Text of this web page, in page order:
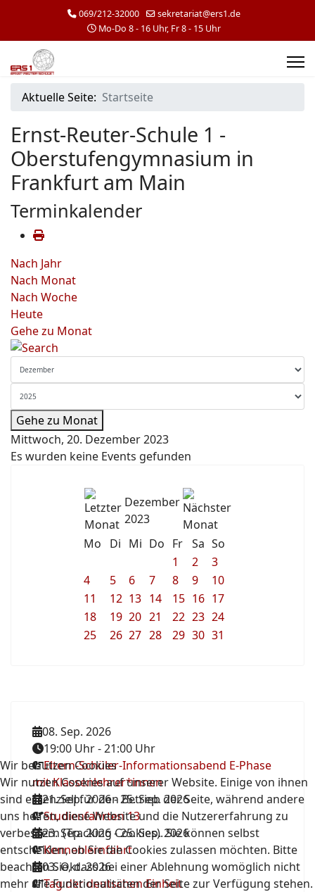
069/212-32000
sekretariat@ers1.de
Mo-Do 8 - 16 Uhr, Fr 8 - 15 Uhr
Aktuelle Seite: Startseite
Ernst-Reuter-Schule 1 -
Oberstufengymnasium in
Frankfurt am Main
Terminkalender
Nach Jahr
Nach Monat
Nach Woche
Heute
Gehe zu Monat
Gehe zu Monat
Mittwoch, 20. Dezember 2023
Es wurden keine Events gefunden
Dezember
2023
Mo
Di Mi Do Fr Sa So
1
2
3
4
5 6 7 8 9
10
11
12 13 14 15 16 17
18
19 20 21 22 23 24
25
26 27 28 29 30 31
08. Sep. 2026
19:00 Uhr-21:00 Uhr
Eltern-Schüler-Informationsabend E-Phase
mit Klassenlehrer*innen
21. Sep. 2026-25. Sep. 2026
Studienfahrten 13
23. Sep. 2026-25. Sep. 2026
Kennenlernfahrt
03. Okt. 2026
Tag der deutschen Einheit
Wir benutzen Cookies
Wir nutzen Cookies auf unserer Website. Einige von ihnen
sind essenziell für den Betrieb der Seite, während andere
uns helfen, diese Website und die Nutzererfahrung zu
verbessern (Tracking Cookies). Sie können selbst
entscheiden, ob Sie die Cookies zulassen möchten. Bitte
beachten Sie, dass bei einer Ablehnung womöglich nicht
mehr alle Funktionalitäten der Seite zur Verfügung stehen.